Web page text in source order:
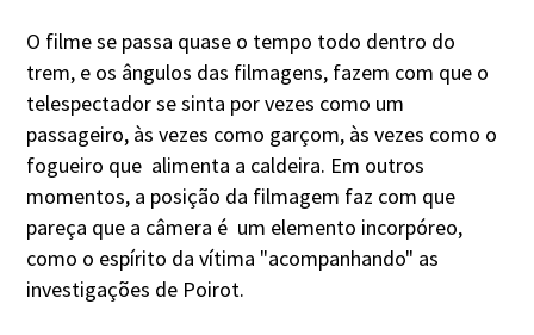
O filme se passa quase o tempo todo dentro do
trem, e os ângulos das filmagens, fazem com que o
telespectador se sinta por vezes como um
passageiro, às vezes como garçom, às vezes como o
fogueiro que alimenta a caldeira. Em outros
momentos, a posição da filmagem faz com que
pareça que a câmera é um elemento incorpóreo,
como o espírito da vítima "acompanhando" as
investigações de Poirot.